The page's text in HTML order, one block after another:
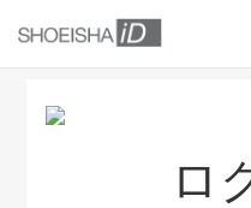
ロ